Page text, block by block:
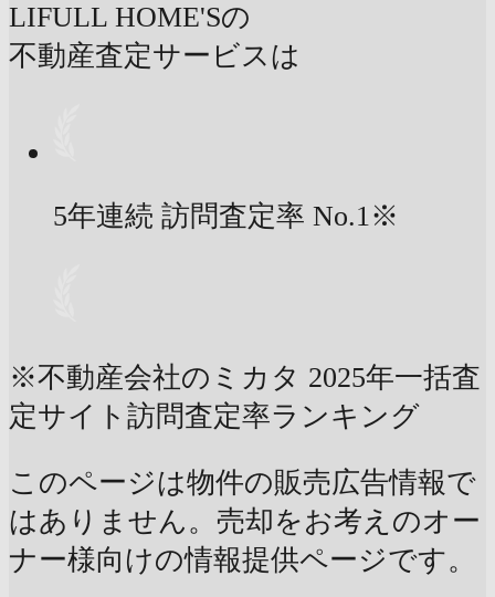
LIFULL HOME'Sの
不動産査定サービスは
5年連続 訪問査定率 No.1※
※不動産会社のミカタ 2025年一括査
定サイト訪問査定率ランキング
このページは物件の販売広告情報で
はありません。売却をお考えのオー
ナー様向けの情報提供ページです。